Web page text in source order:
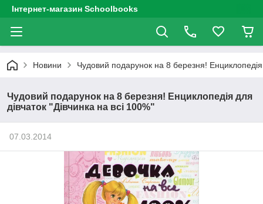
Інтернет-магазин Schoolbooks
Новини Чудовий подарунок на 8 березня! Енциклопедія
Чудовий подарунок на 8 березня! Енциклопедія для
дівчаток "Дівчинка на всі 100%"
07.03.2014